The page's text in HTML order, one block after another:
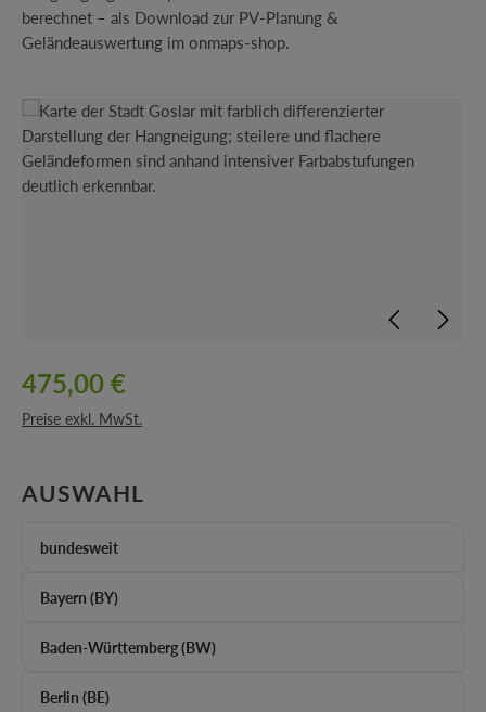
berechnet – als Download zur PV-Planung &
Geländeauswertung im onmaps-shop.
Bildergalerie überspringen
475,00 €
Preise exkl. MwSt.
AUSWAHL
bundesweit
Bayern (BY)
Baden-Württemberg (BW)
Berlin (BE)